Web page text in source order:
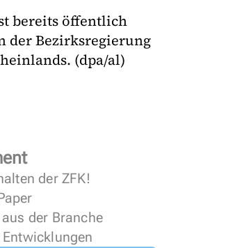
bereits öffentlich
der Bezirksregierung
(dpa/al)
der ZFK!
der Branche